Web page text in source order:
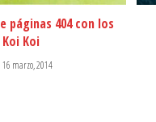
páginas 404 con los
Koi Koi
16 marzo, 2014